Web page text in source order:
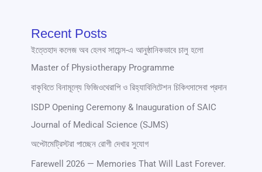
Recent Posts
ইত্তেহাদ কলেজ অব হেলথ সায়েন্স-এ আনুষ্ঠানিকভাবে চালু হলো
Master of Physiotherapy Programme
বাকৃবিতে বিনামূল্যে ফিজিওথেরাপি ও রিহ্যাবিলিটেশন চিকিৎসাসেবা প্রদান
ISDP Opening Ceremony & Inauguration of SAIC
Journal of Medical Science (SJMS)
অপ্টোমেট্রিস্টরা পাচ্ছেন রোগী দেখার সুযোগ
Farewell 2026 — Memories That Will Last Forever.